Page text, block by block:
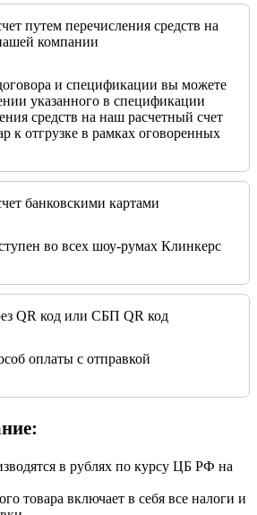
путем перечисления средств на
компании
и спецификации вы можете
указанного в спецификации
средств на наш расчетный счет
к отгрузке в рамках оговоренных
банковскими картами
во всех шоу-румах Клинкерс
QR код или СБП QR код
оплаты с отправкой
в рублях по курсу ЦБ РФ на
товара включает в себя все налоги и